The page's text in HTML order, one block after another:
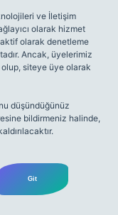
ve İletişim
olarak hizmet
olarak denetleme
Ancak, üyelerimiz
siteye üye olarak
düşündüğünüz
bildirmeniz halinde,